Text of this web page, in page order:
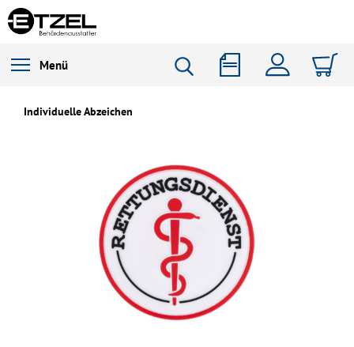
Menü
Individuelle Abzeichen